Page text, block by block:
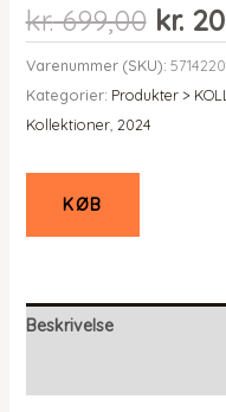
kr.699,00 Den
pris
var:
kr.
Varenummer (SKU):
Kategorier: Produkter >
Kollektioner, 2024
KØB
Beskrivelse